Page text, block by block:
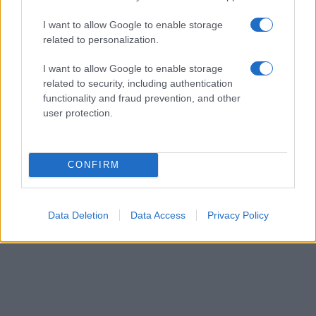
I want to allow Google to enable storage
related to personalization.
I want to allow Google to enable storage
related to security, including authentication
functionality and fraud prevention, and other
user protection.
CONFIRM
Data Deletion Data Access Privacy Policy
ΚΟΙΝΩΝΊΑ
Προήχθη σε Αστυνομικό Υποδιευθυντή ο
Διοικητής της Τροχαίας Πτολεμαΐδας Σπύρος
E-PTOLEMEOS TEAM 8 ΑΥΓΟΎΣΤΟΥ 2026, 7:38 ΜΜ
ΠΕΡΙΣΣΌΤΕΡΑDETAILS